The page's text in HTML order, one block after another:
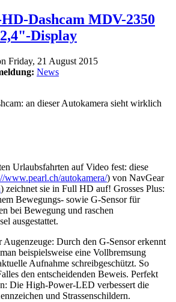
Dashcam MDV-2350
Display
Friday, 21 August 2015
News
an dieser Autokamera sieht wirklich
Urlaubsfahrten auf Video fest: diese
www.pearl.ch/autokamera/) von NavGear
) zeichnet sie in Full HD auf! Grosses Plus:
Bewegungs- sowie G-Sensor für
bei Bewegung und raschen
ausgestattet.
Augenzeuge: Durch den G-Sensor erkennt
beispielsweise eine Vollbremsung
Aufnahme schreibgeschützt. So
den entscheidenden Beweis. Perfekt
Die High-Power-LED verbessert die
und Strassenschildern.